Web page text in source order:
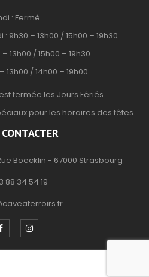
: Fermé
9h30 – 13h00 / 15h00 – 19h30
13h00 / 15h00 – 19h30
13h00 / 14h00 – 19h00
fermée les Jours Fériés
pour les horaires des fêtes
Boecklin - 67000 Strasbourg
88 34 54 19